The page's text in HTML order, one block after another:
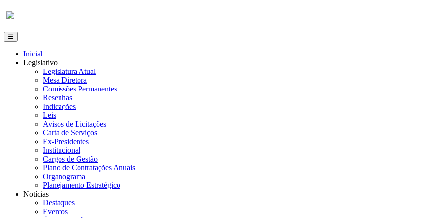
Inicial
Legislativo
Legislatura Atual
Mesa Diretora
Comissões Permanentes
Resenhas
Indicações
Leis
Avisos de Licitações
Carta de Serviços
Ex-Presidentes
Institucional
Cargos de Gestão
Plano de Contratações Anuais
Organograma
Planejamento Estratégico
Notícias
Destaques
Eventos